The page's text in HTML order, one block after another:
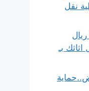
نقل
شركة نقل اثاث بالرياض 300 ريال
بـ